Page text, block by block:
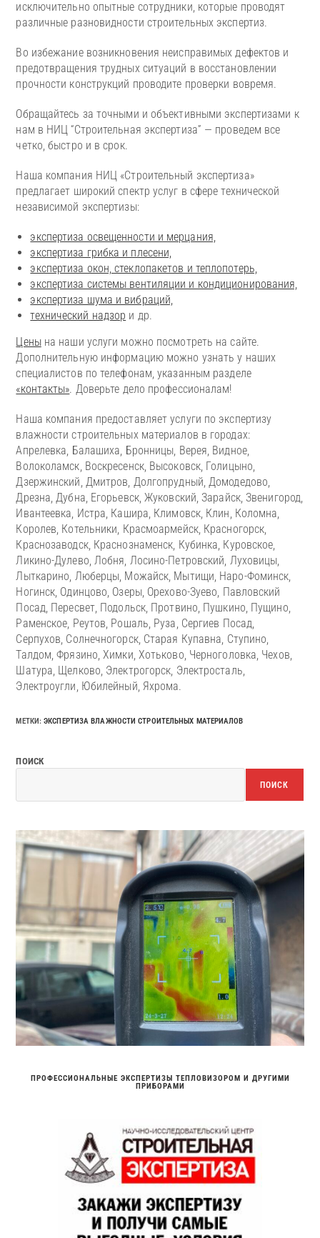
исключительно опытные сотрудники, которые проводят
различные разновидности строительных экспертиз.
Во избежание возникновения неисправимых дефектов и
предотвращения трудных ситуаций в восстановлении
прочности конструкций проводите проверки вовремя.
Обращайтесь за точными и объективными экспертизами к
нам в НИЦ “Строительная экспертиза” — проведем все
четко, быстро и в срок.
Наша компания НИЦ «Строительный экспертиза»
предлагает широкий спектр услуг в сфере технической
независимой экспертизы:
экспертиза освещенности и мерцания,
экспертиза грибка и плесени,
экспертиза окон, стеклопакетов и теплопотерь,
экспертиза системы вентиляции и кондиционирования,
экспертиза шума и вибраций,
технический надзор и др.
Ценына наши услуги можно посмотреть на сайте.
Дополнительную информацию можно узнать у наших
специалистов по телефонам, указанным разделе
«контакты». Доверьте дело профессионалам!
Наша компания предоставляет услуги по экспертизу
влажности строительных материалов в городах:
Апрелевка, Балашиха, Бронницы, Верея, Видное,
Волоколамск, Воскресенск, Высоковск, Голицыно,
Дзержинский, Дмитров, Долгопрудный, Домодедово,
Дрезна, Дубна, Егорьевск, Жуковский, Зарайск, Звенигород,
Ивантеевка, Истра, Кашира, Климовск, Клин, Коломна,
Королев, Котельники, Красмоармейск, Красногорск,
Краснозаводск, Краснознаменск, Кубинка, Куровское,
Ликино-Дулево, Лобня, Лосино-Петровский, Луховицы,
Лыткарино, Люберцы, Можайск, Мытищи, Наро-Фоминск,
Ногинск, Одинцово, Озеры, Орехово-Зуево, Павловский
Посад, Пересвет, Подольск, Протвино, Пушкино, Пущино,
Раменское, Реутов, Рошаль, Руза, Сергиев Посад,
Серпухов, Солнечногорск, Старая Купавна, Ступино,
Талдом, Фрязино, Химки, Хотьково, Черноголовка, Чехов,
Шатура, Щелково, Электрогорск, Электросталь,
Электроугли, Юбилейный, Яхрома.
МЕТКИ:ЭКСПЕРТИЗА ВЛАЖНОСТИ СТРОИТЕЛЬНЫХ МАТЕРИАЛОВ
ПОИСК
ПОИСК
ПРОФЕССИОНАЛЬНЫЕ ЭКСПЕРТИЗЫ ТЕПЛОВИЗОРОМ И ДРУГИМИ
ПРИБОРАМИ